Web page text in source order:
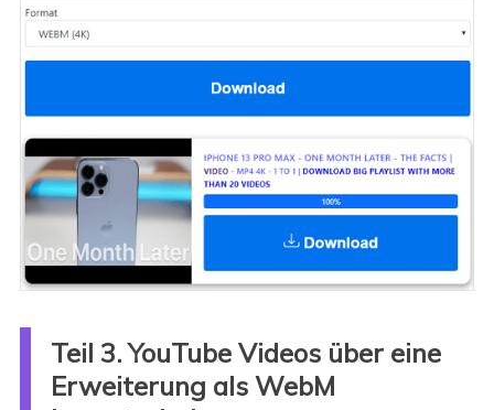
Teil 3. YouTube Videos über eine
Erweiterung als WebM